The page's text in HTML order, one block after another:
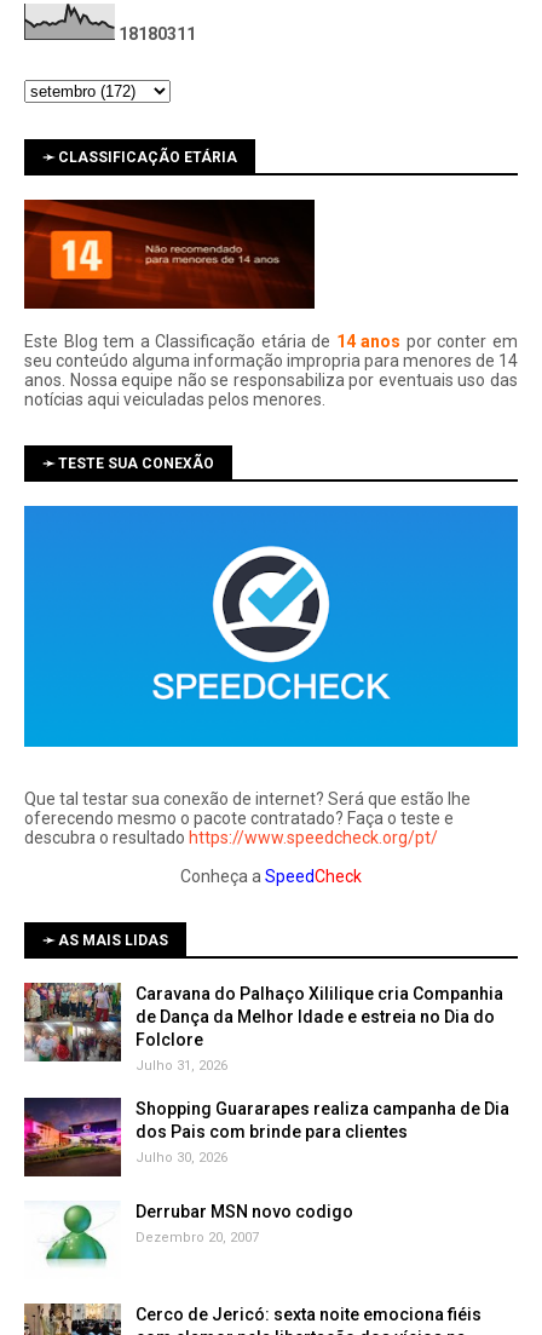
18180311
➛ CLASSIFICAÇÃO ETÁRIA
Este Blog tem a Classificação etária de 14 anos por conter em
seu conteúdo alguma informação impropria para menores de 14
anos. Nossa equipe não se responsabiliza por eventuais uso das
notí­cias aqui veiculadas pelos menores.
➛ TESTE SUA CONEXÃO
Que tal testar sua conexão de internet? Será que estão lhe
oferecendo mesmo o pacote contratado? Faça o teste e
descubra o resultado https://www.speedcheck.org/pt/
Conheça a SpeedCheck
➛ AS MAIS LIDAS
Caravana do Palhaço Xililique cria Companhia
de Dança da Melhor Idade e estreia no Dia do
Folclore
Julho 31, 2026
Shopping Guararapes realiza campanha de Dia
dos Pais com brinde para clientes
Julho 30, 2026
Derrubar MSN novo codigo
Dezembro 20, 2007
Cerco de Jericó: sexta noite emociona fiéis